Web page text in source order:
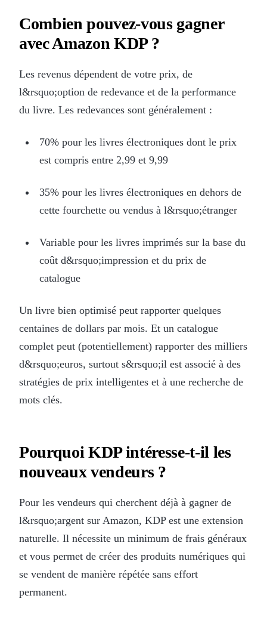
Combien pouvez-vous gagner
avec Amazon KDP ?
Les revenus dépendent de votre prix, de
l&rsquo;option de redevance et de la performance
du livre. Les redevances sont généralement :
70% pour les livres électroniques dont le prix
est compris entre 2,99 et 9,99
35% pour les livres électroniques en dehors de
cette fourchette ou vendus à l&rsquo;étranger
Variable pour les livres imprimés sur la base du
coût d&rsquo;impression et du prix de
catalogue
Un livre bien optimisé peut rapporter quelques
centaines de dollars par mois. Et un catalogue
complet peut (potentiellement) rapporter des milliers
d&rsquo;euros, surtout s&rsquo;il est associé à des
stratégies de prix intelligentes et à une recherche de
mots clés.
Pourquoi KDP intéresse-t-il les
nouveaux vendeurs ?
Pour les vendeurs qui cherchent déjà à gagner de
l&rsquo;argent sur Amazon, KDP est une extension
naturelle. Il nécessite un minimum de frais généraux
et vous permet de créer des produits numériques qui
se vendent de manière répétée sans effort
permanent.